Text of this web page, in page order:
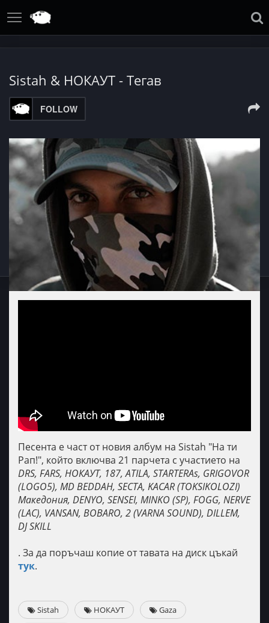
Sistah & НОКАУТ - Тегав
FOLLOW
Песента е част от новия албум на Sistah "На ти
Рап!", който включва 21 парчета с участието на
DRS, FARS, НОКАУТ, 187, ATILA, STARTERAs, GRIGOVOR
(LOGO5), MD BEDDAH, SECTA, KACAR (TOKSIKOLOZI)
Македония, DENYO, SENSEI, MINKO (SP), FOGG, NERVE
(LAC), VANSAN, BOBARO, 2 (VARNA SOUND), DILLEM,
DJ SKILL
. За да поръчаш копие от тавата на диск цъкай
тук.
Sistah НОКАУТ Gaza